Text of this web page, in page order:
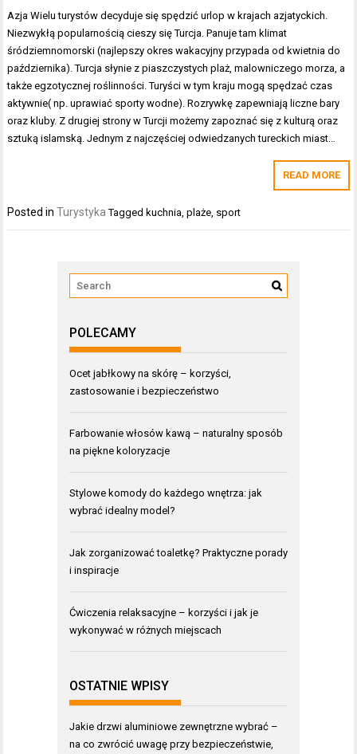
Azja Wielu turystów decyduje się spędzić urlop w krajach azjatyckich.
Niezwykłą popularnością cieszy się Turcja. Panuje tam klimat
śródziemnomorski (najlepszy okres wakacyjny przypada od kwietnia do
października). Turcja słynie z piaszczystych plaż, malowniczego morza, a
także egzotycznej roślinności. Turyści w tym kraju mogą spędzać czas
aktywnie( np. uprawiać sporty wodne). Rozrywkę zapewniają liczne bary
oraz kluby. Z drugiej strony w Turcji możemy zapoznać się z kulturą oraz
sztuką islamską. Jednym z najczęściej odwiedzanych tureckich miast…
READ MORE
Posted inTurystyka Taggedkuchnia ,plaże sport
POLECAMY
Ocet jabłkowy na skórę – korzyści,
zastosowanie i bezpieczeństwo
Farbowanie włosów kawą – naturalny sposób
na piękne koloryzacje
Stylowe komody do każdego wnętrza: jak
wybrać idealny model?
Jak zorganizować toaletkę? Praktyczne porady
i inspiracje
Ćwiczenia relaksacyjne – korzyści i jak je
wykonywać w różnych miejscach
OSTATNIE WPISY
Jakie drzwi aluminiowe zewnętrzne wybrać –
na co zwrócić uwagę przy bezpieczeństwie,